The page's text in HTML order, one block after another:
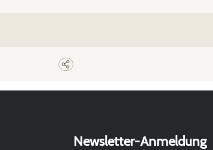
Newsletter-Anmeldung